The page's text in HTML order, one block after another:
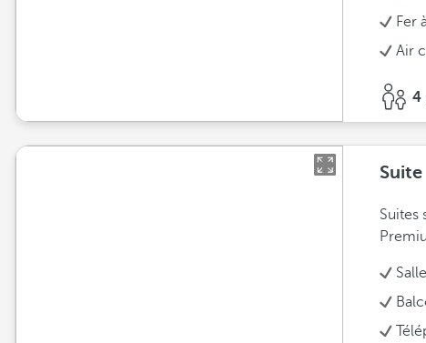
Fer
Air
4
Suite
Suites